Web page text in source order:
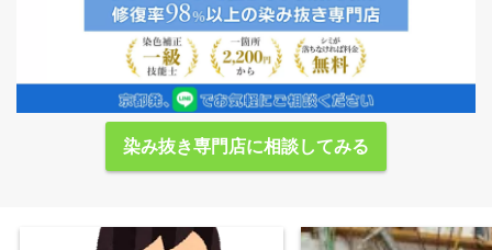
染み抜き専門店に相談してみる